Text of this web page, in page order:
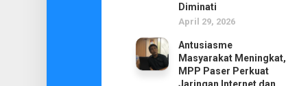
Diminati
April 29, 2026
Antusiasme
Masyarakat Meningkat,
MPP Paser Perkuat
Jaringan Internet dan